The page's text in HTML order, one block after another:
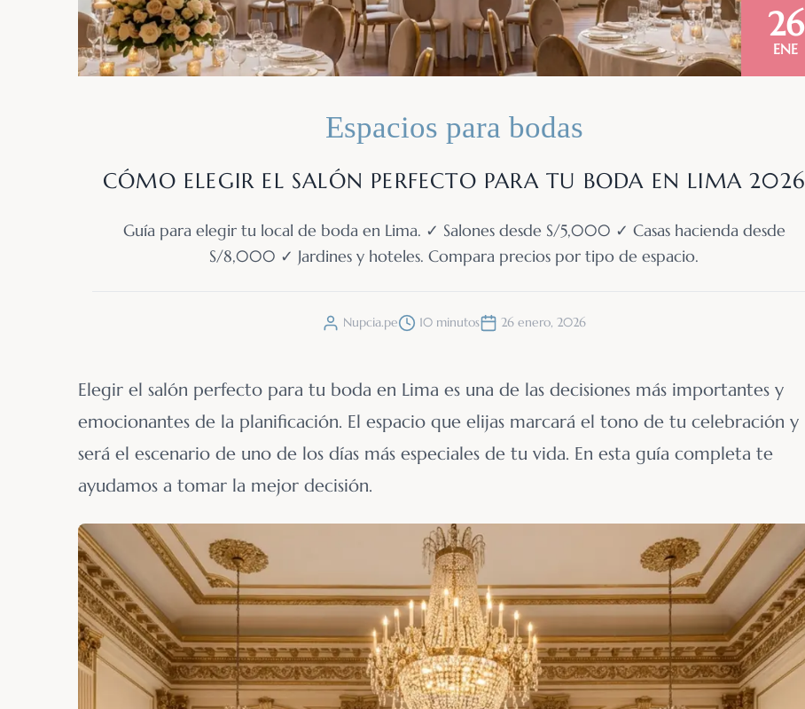
26
ENE
Espacios para bodas
CÓMO ELEGIR EL SALÓN PERFECTO PARA TU BODA EN LIMA 2026
Guía para elegir tu local de boda en Lima. ✓ Salones desde S/5,000 ✓ Casas hacienda desde
S/8,000 ✓ Jardines y hoteles. Compara precios por tipo de espacio.
Nupcia.pe 10 minutos 26 enero, 2026
Elegir el salón perfecto para tu boda en Lima es una de las decisiones más importantes y
emocionantes de la planificación. El espacio que elijas marcará el tono de tu celebración y
será el escenario de uno de los días más especiales de tu vida. En esta guía completa te
ayudamos a tomar la mejor decisión.